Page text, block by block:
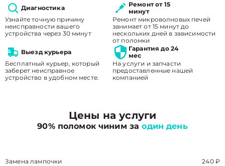
Диагностика
Узнайте точную причину
неисправности вашего
устройства через 30 минут
Ремонт от 15
минут
Ремонт микроволновых печей
занимает от 15 минут до
нескольких дней в зависимости
от поломки
Выезд курьера
Бесплатный курьер, который
заберет неисправное
устройство в удобном месте.
Гарантия до 24
мес
На услуги и запчасти
предоставленные нашей
компанией
Цены на услуги
90% поломок чиним заодин день
Замена лампочки 240 ₽